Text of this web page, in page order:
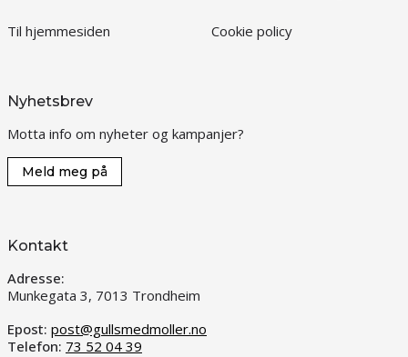
Til hjemmesiden Cookie policy
Nyhetsbrev
Motta info om nyheter og kampanjer?
Meld meg på
Kontakt
Adresse:
Munkegata 3, 7013 Trondheim
Epost: post@gullsmedmoller.no
Telefon: 73 52 04 39